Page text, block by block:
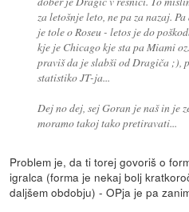
za letošnje leto, ne pa za nazaj.
je tole o Roseu - letos je do
kje je Chicago kje sta pa Miami
praviš da je slabši od Dragiča ;),
statistiko JT-ja...
Dej no dej, sej Goran je naš in je
moramo takoj tako pretiravati...
Problem je, da ti torej govoriš o
igralca (forma je nekaj bolj
daljšem obdobju) - OPja je pa